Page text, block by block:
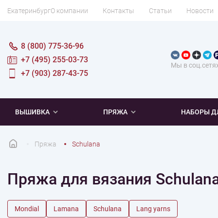
ЕкатеринбургО компании Контакты Статьи Новости
Мы в
8 (800) 775-36-96
+7 (495) 255-03-73
+7 (903) 287-43-75
ВЫШИВКА
Новинки
Хиты продаж Распродажа Под заказ
ПРЯЖА
Новинки
Распродажа Летняя пряжа Мягкая
НАБОРЫ
Микровышивка
Наборы для вязания одежды Наборы
Мулине
Нитки DMC Нитки Madeira Нитки Rico Design
Пряжа Schulana
Пряжа для вязания
Mondial Lamana Schulana Lang yarns